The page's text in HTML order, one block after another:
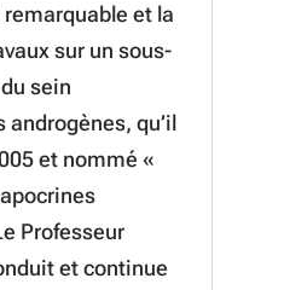
et la
sur un sous-
sein
qu’il
et nommé «
Professeur
et continue